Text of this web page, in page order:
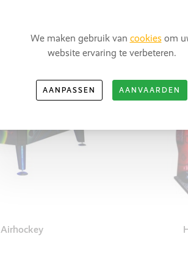
Airhockey
We maken gebruik van cookies om
website ervaring te verbeteren.
AANPASSEN AANVAARDEN